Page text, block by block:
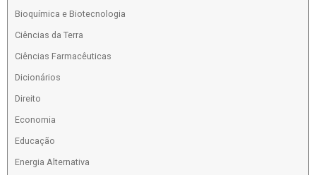
Bioquímica e Biotecnologia
Ciências da Terra
Ciências Farmacêuticas
Dicionários
Direito
Economia
Educação
Energia Alternativa